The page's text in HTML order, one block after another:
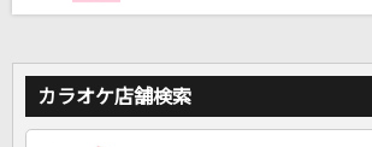
カラオケ店舗検索